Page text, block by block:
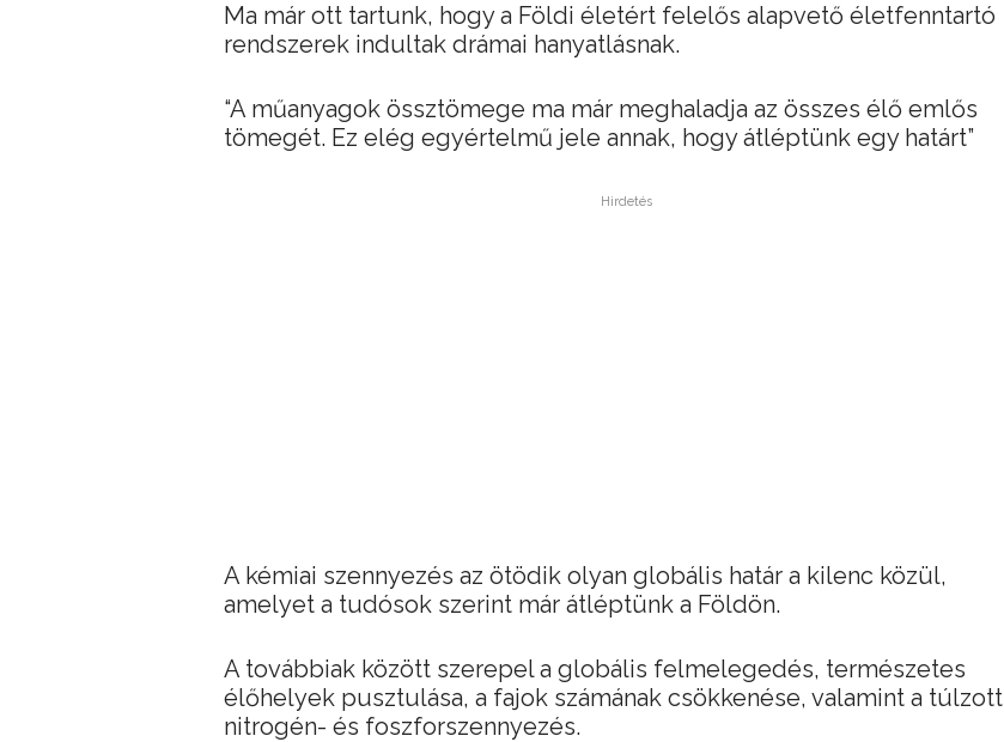
Ma már ott tartunk, hogy a Földi életért felelős alapvető életfenntartó
rendszerek indultak drámai hanyatlásnak.
“A műanyagok össztömege ma már meghaladja az összes élő emlős
tömegét. Ez elég egyértelmű jele annak, hogy átléptünk egy határt”
Hirdetés
A kémiai szennyezés az ötödik olyan globális határ a kilenc közül,
amelyet a tudósok szerint már átléptünk a Földön.
A továbbiak között szerepel a globális felmelegedés, természetes
élőhelyek pusztulása, a fajok számának csökkenése, valamint a túlzott
nitrogén- és foszforszennyezés.